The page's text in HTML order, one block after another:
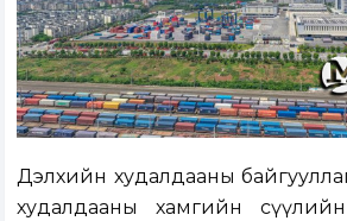
Дэлхийн худалдааны
худалдааны хамгийн сүүлийн